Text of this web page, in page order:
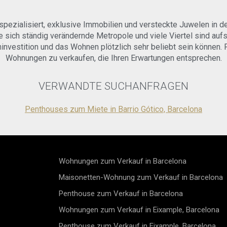
sowie eine
Fliesen, die
Homeoffice
Arbeiten
entfernt
zehn
Immobilie
befristeten
Wohnung
zeitlosen,
Aufzüge,
Das
kulturelle
bieten die
Zuhause,
einer
exklusive Immobilien und versteckte Juwelen in
sich ständig verändernde Metropole und viele Viertel sind
und das Wohnen plötzlich sehr beliebt sein können.
Wohnungen zu verkaufen, die Ihren Erwartungen entsprechen.
VERWANDTE SUCHANFRAGEN
Penthouses zum Miete in Barrio Gótico, Barcelona
Wohnungen zum Verkauf in Barcelona
Maisonetten-Wohnung zum Verkauf in Barcelona
Penthouse zum Verkauf in Barcelona
Wohnungen zum Verkauf in Eixample, Barcelona